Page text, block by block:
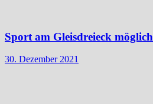
Sport am Gleisdreieck möglich
30. Dezember 2021